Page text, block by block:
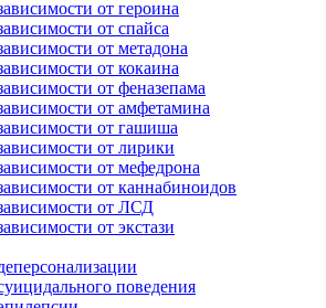
от героина
от спайса
от метадона
от кокаина
от феназепама
от амфетамина
от гашиша
от лирики
от мефедрона
от каннабиноидов
от ЛСД
от экстази
поведения